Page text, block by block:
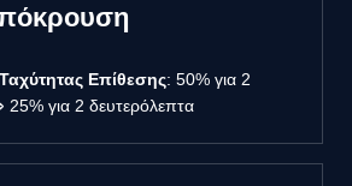
Επίθεσης: 50% για 2
για 2 δευτερόλεπτα